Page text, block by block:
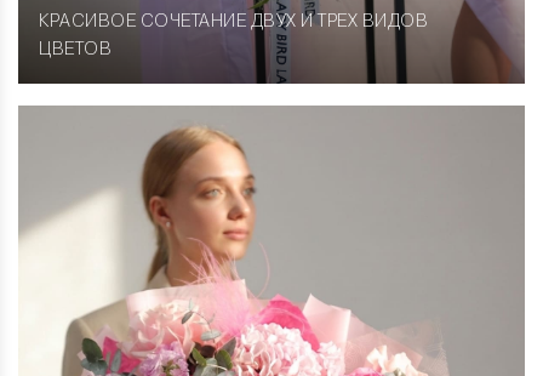
КРАСИВОЕ СОЧЕТАНИЕ ДВУХ И ТРЕХ ВИДОВ
ЦВЕТОВ